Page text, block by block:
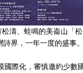
濤、蛙鳴的美崙山「
詩界，一年一度的盛事
化，審慎邀約少數